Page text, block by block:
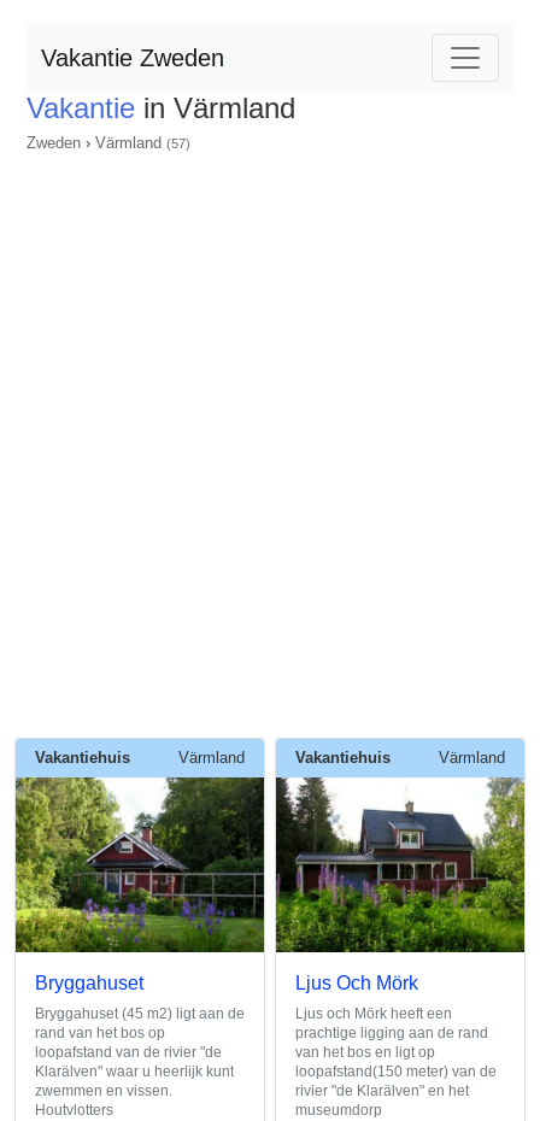
Vakantie Zweden
Vakantie in Värmland
Zweden › Värmland (57)
Vakantiehuis Värmland
Bryggahuset
Bryggahuset (45 m2) ligt aan de
rand van het bos op
loopafstand van de rivier "de
Klarälven" waar u heerlijk kunt
zwemmen en vissen.
Houtvlotters
Vakantiehuis Värmland
Ljus Och Mörk
Ljus och Mörk heeft een
prachtige ligging aan de rand
van het bos en ligt op
loopafstand(150 meter) van de
rivier "de Klarälven" en het
museumdorp